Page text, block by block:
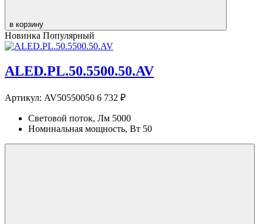
в корзину
Новинка Популярный
ALED.PL.50.5500.50.AV
Артикул: AV50550050 6 732 ₽
Световой поток, Лм 5000
Номинальная мощность, Вт 50